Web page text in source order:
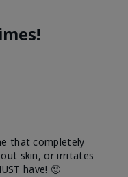
that completely
skin, or irritates
have! 🙂